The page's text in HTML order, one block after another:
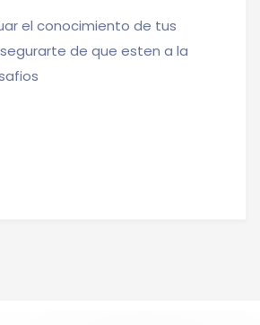
el conocimiento de tus
de que esten a la